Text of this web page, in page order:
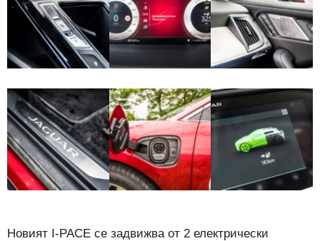
Новият I-PACE се задвижва от 2 електрически